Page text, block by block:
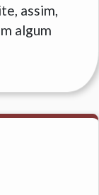
assim,
algum